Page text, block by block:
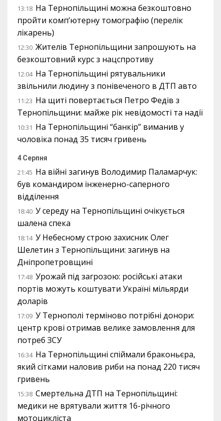
13:18 На Тернопільщині можна безкоштовно
пройти комп’ютерну томографію (перелік
лікарень)
12:30 Жителів Тернопільщини запрошують на
безкоштовний курс з нацспротиву
12:04 На Тернопільщині рятувальники
звільнили людину з понівеченого в ДТП авто
11:23 На щиті повертається Петро Федів з
Тернопільщини: майже рік невідомості та надії
10:31 На Тернопільщині “банкір” виманив у
чоловіка понад 35 тисяч гривень
4 Серпня
21:45 На війні загинув Володимир Паламарчук:
був командиром інженерно-саперного
відділення
18:40 У середу на Тернопільщині очікується
шалена спека
18:14 У Небесному строю захисник Олег
Шелетин з Тернопільщини: загинув на
Дніпропетровщині
17:48 Урожай під загрозою: російські атаки
портів можуть коштувати Україні мільярди
доларів
17:09 У Тернополі терміново потрібні донори:
центр крові отримав велике замовлення для
потреб ЗСУ
16:34 На Тернопільщині спіймали браконьєра,
який сітками наловив риби на понад 220 тисяч
гривень
15:38 Смертельна ДТП на Тернопільщині:
медики не врятували життя 16-річного
мотоцикліста